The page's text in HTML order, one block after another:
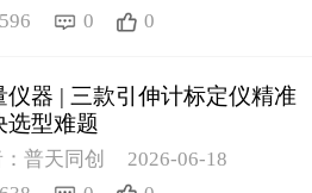
596
0 0
仪器 | 三款引伸计标定仪精准
选型难题
普天同创
2026-06-18